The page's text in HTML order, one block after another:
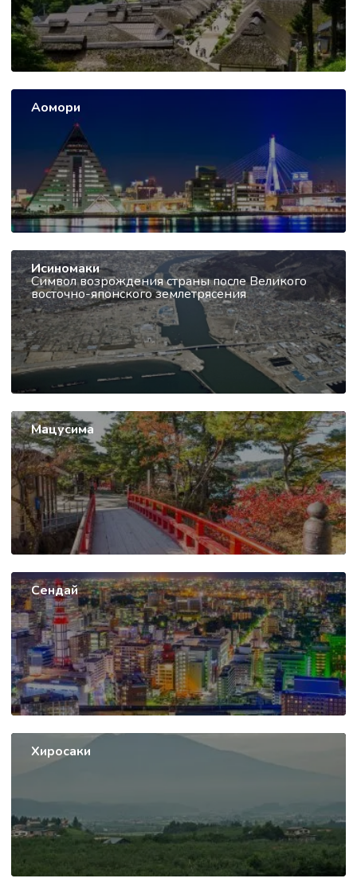
Аомори
Исиномаки
Символ возрождения страны после Великого
восточно-японского землетрясения
Мацусима
Сендай
Хиросаки